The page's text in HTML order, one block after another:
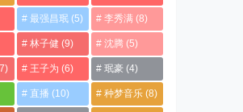
最强昌珉(5) 李秀满(8)
林子健 (9) 沈腾(5)
王子为 (6) 珉豪(4)
直播 (10) 种梦音乐(8)